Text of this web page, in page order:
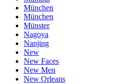
München
München
Münster
Nagoya
Nanjing
New
New Faces
New Men
New Orleans